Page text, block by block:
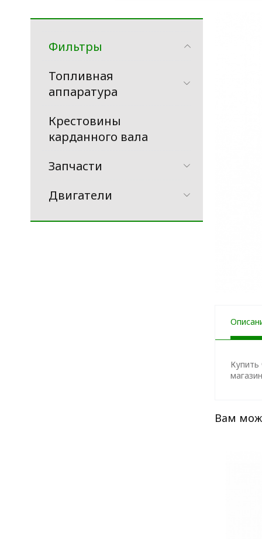
Фильтры
Топливная
аппаратура
Крестовины
карданного вала
Запчасти
Двигатели
Вам